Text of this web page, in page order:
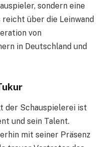
sondern eine
über die Leinwand
von
in Deutschland und
der Schauspielerei ist
und sein Talent.
mit seiner Präsenz